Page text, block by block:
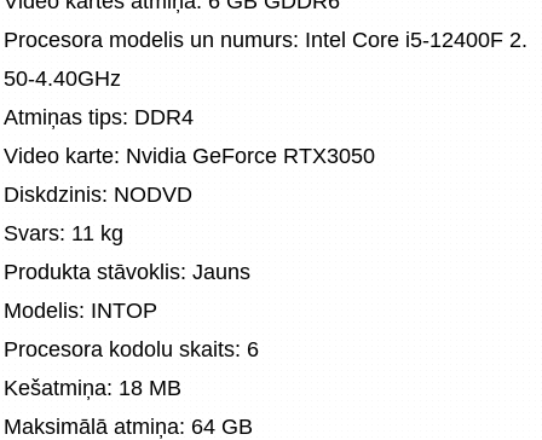
Procesora modelis un numurs: Intel Core i5-12400F 2.
50-4.40GHz
Atmiņas tips: DDR4
Video karte: Nvidia GeForce RTX3050
Diskdzinis: NODVD
Svars: 11 kg
Produkta stāvoklis: Jauns
Modelis: INTOP
Procesora kodolu skaits: 6
Kešatmiņa: 18 MB
Maksimālā atmiņa: 64 GB